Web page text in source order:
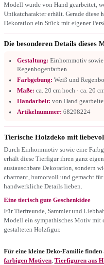
Modell wurde von Hand gearbeitet,
Unikatcharakter erhält. Gerade diese
Dekoration ein Stück mit eigener
Die besonderen Details dieses
Gestaltung: Einhornmotiv
Regenbogenfarben
Farbgebung: Weiß und
Maße: ca. 20 cm hoch · ca. 20
Handarbeit: von Hand
Artikelnummer: 68298224
Tierische Holzdeko mit
Durch Einhornmotiv sowie eine
erhält diese Tierfigur ihren ganz
austauschbare Dekoration, sondern
charmant, humorvoll und gemacht
handwerkliche Details lieben.
Eine tierisch gute Geschenkidee
Für Tierfreunde, Sammler und
Modell ein sympathisches Motiv mit
gestalteten Holzfigur.
Für eine kleine Deko-Familie finden
farbigen Motiven Tierfiguren aus